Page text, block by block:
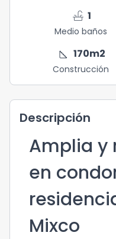
faucet 1
Medio baños
square_foot 170m2
Construcción
Descripción
Amplia y
en
Mixco